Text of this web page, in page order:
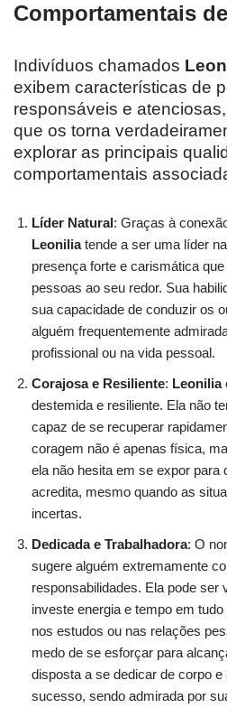
Comportamentais
Indivíduos chamados
exibem características de
responsáveis e
que os torna
explorar as principais
comportamentais
Líder Natural: Graças à
Leoniliatende a ser uma líder
presença forte e carismática
pessoas ao seu redor. Sua
sua capacidade de conduzir os
alguém frequentemente
profissional ou na vida pessoal.
Corajosa e Resiliente: Leonilia
destemida e resiliente. Ela não
capaz de se recuperar
coragem não é apenas física,
ela não hesita em se expor para
acredita, mesmo quando as
incertas.
Dedicada e Trabalhadora: O
sugere alguém extremamente
responsabilidades. Ela pode
investe energia e tempo em
nos estudos ou nas relações
medo de se esforçar para
disposta a se dedicar de corpo
sucesso, sendo admirada por